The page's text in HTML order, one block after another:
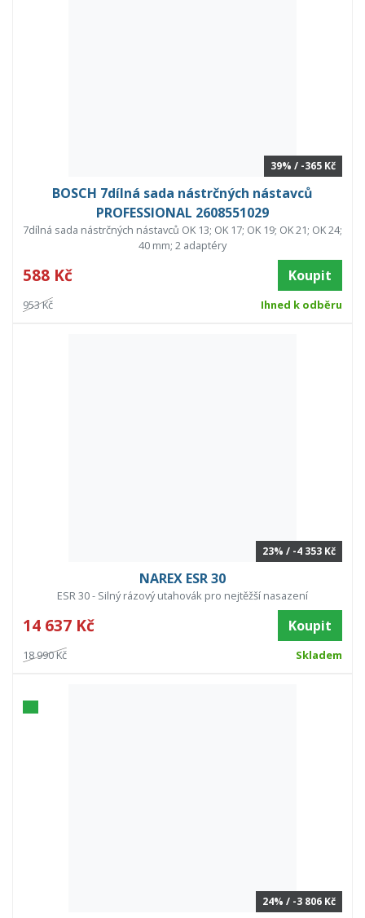
39% / -365 Kč
BOSCH 7dílná sada nástrčných nástavců
PROFESSIONAL 2608551029
7dílná sada nástrčných nástavců OK 13; OK 17; OK 19; OK 21; OK 24;
40 mm; 2 adaptéry
588 Kč Koupit
953 Kč Ihned k odběru
23% / -4 353 Kč
NAREX ESR 30
ESR 30 - Silný rázový utahovák pro nejtěžší nasazení
14 637 Kč Koupit
18 990 Kč Skladem
24% / -3 806 Kč